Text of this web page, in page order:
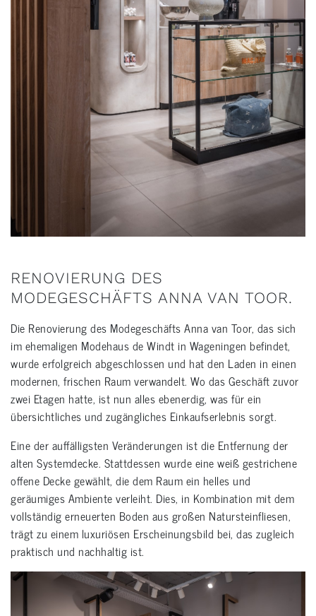
RENOVIERUNG DES
MODEGESCHÄFTS ANNA VAN TOOR.
Die Renovierung des Modegeschäfts Anna van Toor, das sich
im ehemaligen Modehaus de Windt in Wageningen befindet,
wurde erfolgreich abgeschlossen und hat den Laden in einen
modernen, frischen Raum verwandelt. Wo das Geschäft zuvor
zwei Etagen hatte, ist nun alles ebenerdig, was für ein
übersichtliches und zugängliches Einkaufserlebnis sorgt.
Eine der auffälligsten Veränderungen ist die Entfernung der
alten Systemdecke. Stattdessen wurde eine weiß gestrichene
offene Decke gewählt, die dem Raum ein helles und
geräumiges Ambiente verleiht. Dies, in Kombination mit dem
vollständig erneuerten Boden aus großen Natursteinfliesen,
trägt zu einem luxuriösen Erscheinungsbild bei, das zugleich
praktisch und nachhaltig ist.